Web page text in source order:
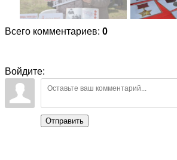
Всего комментариев: 0
Войдите:
Отправить